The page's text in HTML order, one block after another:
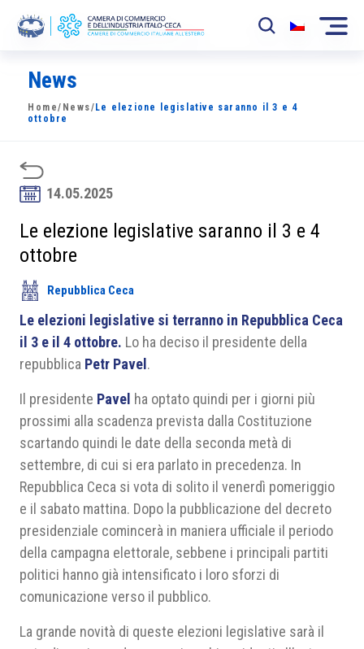
La Camera
News
Sviluppo Mercato
Soci
Partner
Progetti
Area riservata
News
Home/ News/ Le elezione legislative saranno il 3 e 4
ottobre
14.05.2025
Le elezione legislative saranno il 3 e 4
ottobre
Repubblica Ceca
Le elezioni legislative si terranno in Repubblica Ceca
il 3 e il 4 ottobre. Lo ha deciso il presidente della
repubblica Petr Pavel .
Il presidente Pavel ha optato quindi per i giorni più
prossimi alla scadenza prevista dalla Costituzione
scartando quindi le date della seconda metà di
settembre, di cui si era parlato in precedenza. In
Repubblica Ceca si vota di solito il venerdì pomeriggio
e il sabato mattina. Dopo la pubblicazione del decreto
presidenziale comincerà in maniera ufficiale il periodo
della campagna elettorale, sebbene i principali partiti
politici hanno già intensificato i loro sforzi di
comunicazione verso il pubblico.
La grande novità di queste elezioni legislative sarà il